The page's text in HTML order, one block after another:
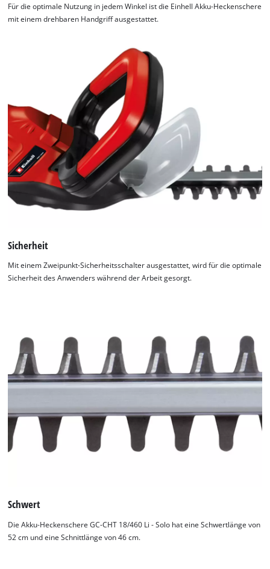
Für die optimale Nutzung in jedem Winkel ist die Einhell Akku-Heckenschere
mit einem drehbaren Handgriff ausgestattet.
Sicherheit
Mit einem Zweipunkt-Sicherheitsschalter ausgestattet, wird für die optimale
Sicherheit des Anwenders während der Arbeit gesorgt.
Schwert
Die Akku-Heckenschere GC-CHT 18/460 Li - Solo hat eine Schwertlänge von
52 cm und eine Schnittlänge von 46 cm.